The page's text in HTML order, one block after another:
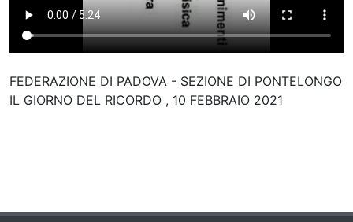
FEDERAZIONE DI PADOVA - SEZIONE DI PONTELONGO
IL GIORNO DEL RICORDO , 10 FEBBRAIO 2021